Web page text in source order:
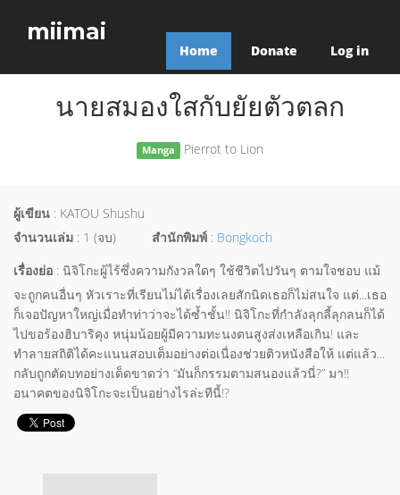
miimai
Home Donate Log in
นายสมองใสกับยัยตัวตลก
Manga Pierrot to Lion
ผู้เขียน : KATOU Shushu
จำนวนเล่ม : 1 (จบ) สำนักพิมพ์ : Bongkoch
เรื่องย่อ : นิจิโกะผู้ไร้ซึ่งความกังวลใดๆ ใช้ชีวิตไปวันๆ ตามใจชอบ แม้
จะถูกคนอื่นๆ หัวเราะที่เรียนไม่ได้เรื่องเลยสักนิดเธอก็ไม่สนใจ แต่...เธอ
ก็เจอปัญหาใหญ่เมื่อทำท่าว่าจะได้ซ้ำชั้น!! นิจิโกะที่กำลังลุกลี้ลุกลนก็ได้
ไปขอร้องฮิบาริคุง หนุ่มน้อยผู้มีความทะนงตนสูงส่งเหลือเกิน! และ
ทำลายสถิติได้คะแนนสอบเต็มอย่างต่อเนื่องช่วยติวหนังสือให้ แต่แล้ว...
กลับถูกตัดบทอย่างเด็ดขาดว่า “มันก็กรรมตามสนองแล้วนี่?” มา!!
อนาคตของนิจิโกะจะเป็นอย่างไรล่ะทีนี้!?